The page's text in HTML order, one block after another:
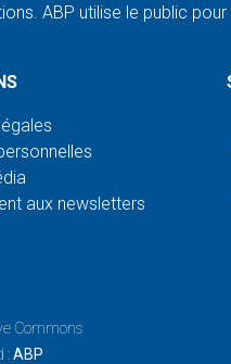
ABP utilise le public
aux newsletters
Commons
:ABP